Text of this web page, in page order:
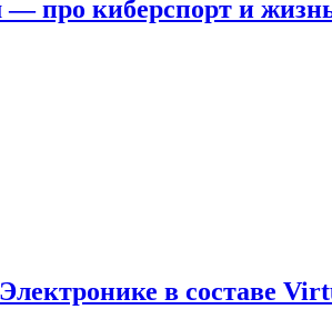
про киберспорт и
в составе